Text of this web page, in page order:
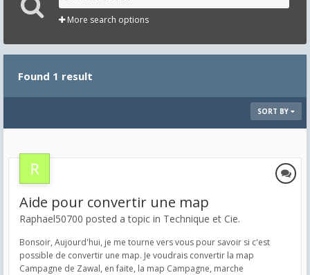
More search options
Found 1 result
SORT BY
Aide pour convertir une map
Raphael50700 posted a topic in Technique et Cie.
Bonsoir, Aujourd'hui, je me tourne vers vous pour savoir si c'est
possible de convertir une map. Je voudrais convertir la map
Campagne de Zawal, en faite, la map Campagne, marche